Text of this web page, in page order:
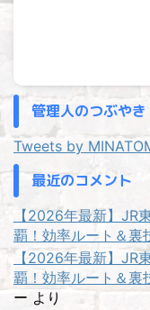
管理人のつぶやき
Tweets by
最近のコメント
【2026年最新】JR
覇！効率ルート＆裏
【2026年最新】JR
覇！効率ルート＆裏
ー より